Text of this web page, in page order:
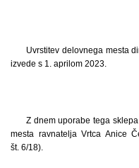
Uvrstitev delovnega mesta
izvede s 1. aprilom 2023.
Z dnem uporabe tega
mesta ravnatelja Vrtca Anice
št. 6/18).